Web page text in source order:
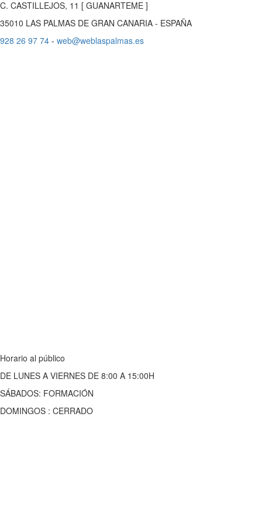
C. CASTILLEJOS, 11 [ GUANARTEME ]
35010 LAS PALMAS DE GRAN CANARIA - ESPAÑA
928 26 97 74 - web@weblaspalmas.es
Horario al público
DE LUNES A VIERNES DE 8:00 A 15:00H
SÁBADOS: FORMACIÓN
DOMINGOS : CERRADO